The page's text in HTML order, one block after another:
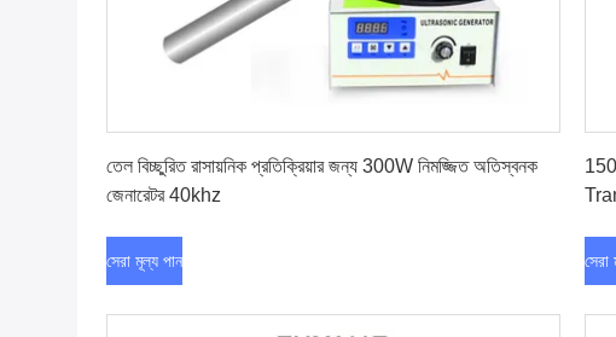
তেল বিচ্ছুরিত রাসায়নিক প্রতিক্রিয়ার জন্য 300W নিমজ্জিত অতিস্বনক
জেনারেটর 40khz
সেরা মূল্য পান সেরা